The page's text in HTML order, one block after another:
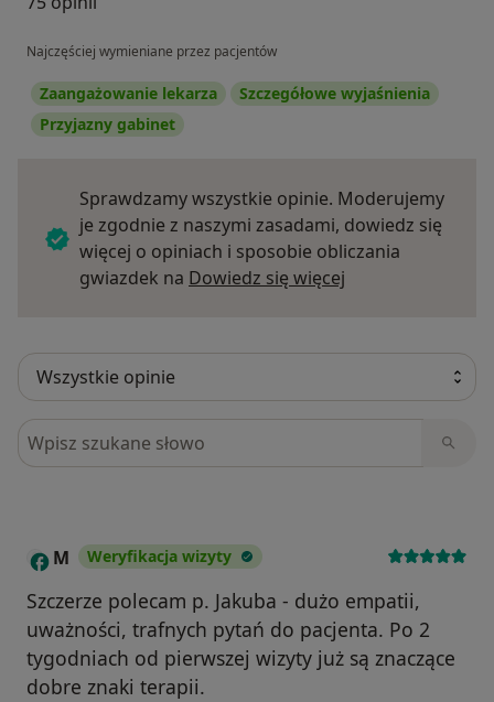
Najczęściej wymieniane przez pacjentów
Zaangażowanie lekarza
Szczegółowe wyjaśnienia
Przyjazny gabinet
Sprawdzamy wszystkie opinie. Moderujemy
je zgodnie z naszymi zasadami, dowiedz się
więcej o opiniach i sposobie obliczania
gwiazdek na Dowiedz się więcej
Szukaj w opiniach
M Weryfikacja wizyty
Szczerze polecam p. Jakuba - dużo empatii,
uważności, trafnych pytań do pacjenta. Po 2
tygodniach od pierwszej wizyty już są znaczące
dobre znaki terapii.